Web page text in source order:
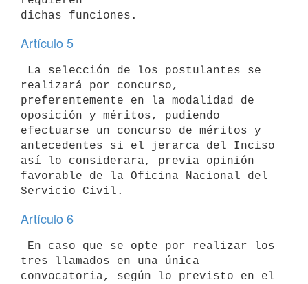
Artículo 5
realizará por concurso,
preferentemente en la modalidad de
oposición y méritos, pudiendo
efectuarse un concurso de méritos y
antecedentes si el jerarca del Inciso
así lo considerara, previa opinión
favorable de la Oficina Nacional del
Artículo 6
tres llamados en una única
convocatoria, según lo previsto en el